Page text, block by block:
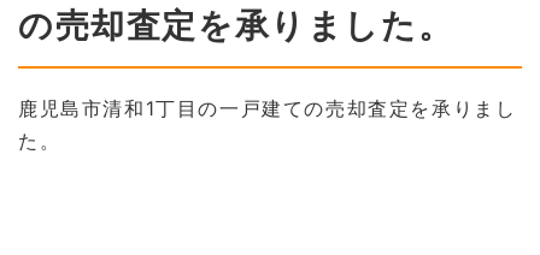
の売却査定を承りました。
鹿児島市清和1丁目の一戸建ての売却査定を承りまし
た。